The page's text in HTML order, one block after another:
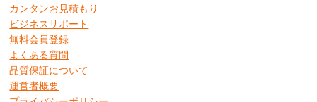
カンタンお見積もり
ビジネスサポート
無料会員登録
よくある質問
品質保証について
運営者概要